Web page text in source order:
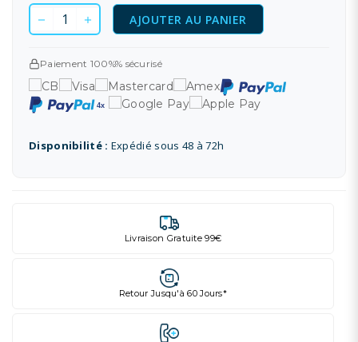
AJOUTER AU PANIER
Paiement 100%% sécurisé
Disponibilité : Expédié sous 48 à 72h
Livraison Gratuite 99€
Retour Jusqu'à 60 Jours*